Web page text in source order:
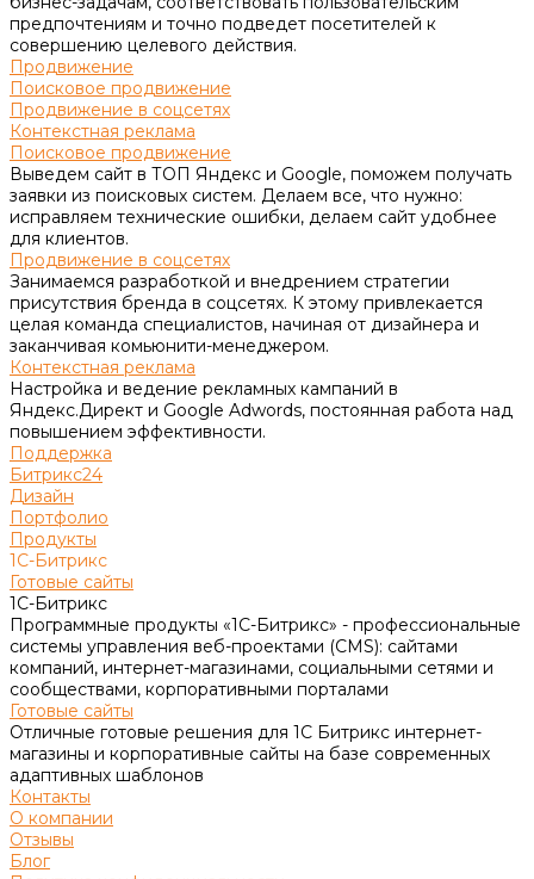
предпочтениям и точно подведет посетителей к
совершению целевого действия.
Продвижение
Поисковое продвижение
Продвижение в соцсетях
Контекстная реклама
Поисковое продвижение
Выведем сайт в ТОП Яндекс и Google, поможем получать
заявки из поисковых систем. Делаем все, что нужно:
исправляем технические ошибки, делаем сайт удобнее
для клиентов.
Продвижение в соцсетях
Занимаемся разработкой и внедрением стратегии
присутствия бренда в соцсетях. К этому привлекается
целая команда специалистов, начиная от дизайнера и
заканчивая комьюнити-менеджером.
Контекстная реклама
Настройка и ведение рекламных кампаний в
Яндекс.Директ и Google Adwords, постоянная работа над
повышением эффективности.
Поддержка
Битрикс24
Дизайн
Портфолио
Продукты
1С-Битрикс
Готовые сайты
1С-Битрикс
Программные продукты «1С-Битрикс» - профессиональные
системы управления веб-проектами (CMS): сайтами
компаний, интернет-магазинами, социальными сетями и
сообществами, корпоративными порталами
Готовые сайты
Отличные готовые решения для 1С Битрикс интернет-
магазины и корпоративные сайты на базе современных
адаптивных шаблонов
Контакты
О компании
Отзывы
Блог